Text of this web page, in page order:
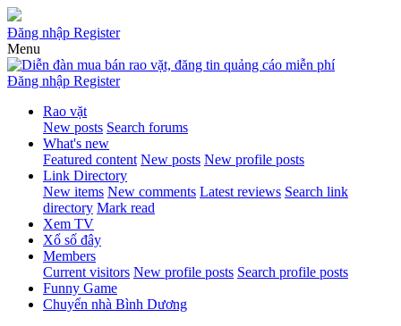
Đăng nhập Register
Menu
Đăng nhập Register
Rao vặt
New posts Search forums
What's new
Featured content New posts New profile posts
Link Directory
New items New comments Latest reviews Search link
directory Mark read
Xem TV
Xổ số đây
Members
Current visitors New profile posts Search profile posts
Funny Game
Chuyển nhà Bình Dương